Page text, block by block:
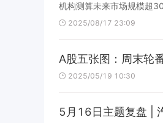
机构测算未来市场规模超
2025/08/17 23:09
A股五张图：周末轮
2025/05/19 10:30
5月16日主题复盘 |